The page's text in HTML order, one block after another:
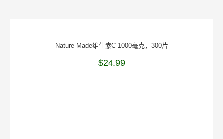
Nature Made维生素C 1000毫克，300片
$24.99